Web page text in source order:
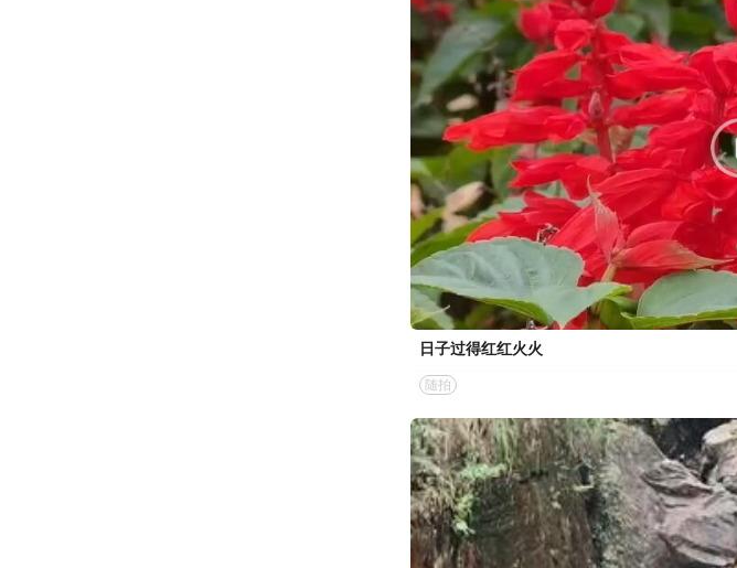
日子过得红红火火
随拍